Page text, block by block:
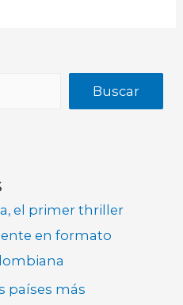
Buscar
el primer thriller
en formato
países más